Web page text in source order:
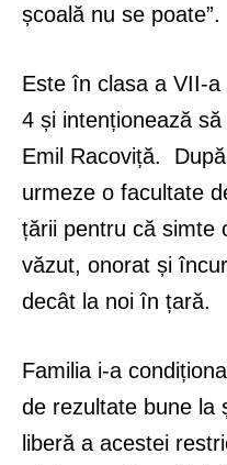
școală nu se poate”.
Este în clasa a VII-a
4 și intenționează
Emil Racoviță.
urmeze o facultate
țării pentru că simte
văzut, onorat și
decât la noi în țară.
Familia i-a
de rezultate bune la
liberă a acestei